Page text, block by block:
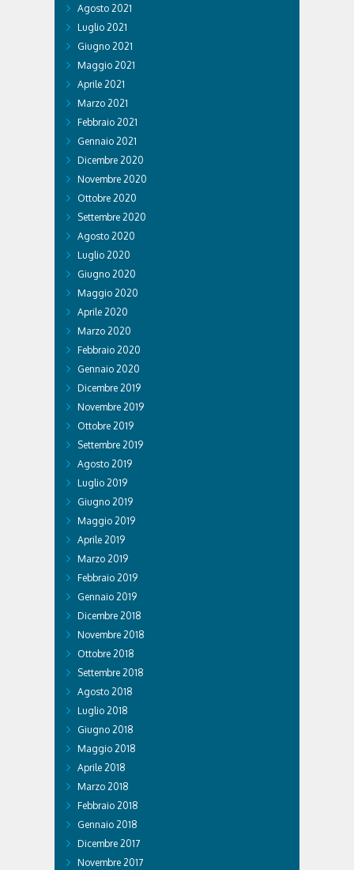
Agosto 2021
Luglio 2021
Giugno 2021
Maggio 2021
Aprile 2021
Marzo 2021
Febbraio 2021
Gennaio 2021
Dicembre 2020
Novembre 2020
Ottobre 2020
Settembre 2020
Agosto 2020
Luglio 2020
Giugno 2020
Maggio 2020
Aprile 2020
Marzo 2020
Febbraio 2020
Gennaio 2020
Dicembre 2019
Novembre 2019
Ottobre 2019
Settembre 2019
Agosto 2019
Luglio 2019
Giugno 2019
Maggio 2019
Aprile 2019
Marzo 2019
Febbraio 2019
Gennaio 2019
Dicembre 2018
Novembre 2018
Ottobre 2018
Settembre 2018
Agosto 2018
Luglio 2018
Giugno 2018
Maggio 2018
Aprile 2018
Marzo 2018
Febbraio 2018
Gennaio 2018
Dicembre 2017
Novembre 2017